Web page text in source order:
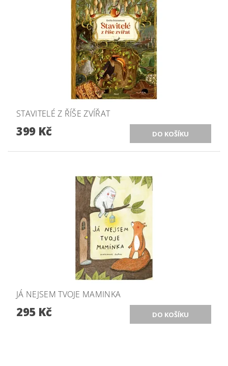
STAVITELÉ Z ŘÍŠE ZVÍŘAT
399 Kč
JÁ NEJSEM TVOJE MAMINKA
295 Kč